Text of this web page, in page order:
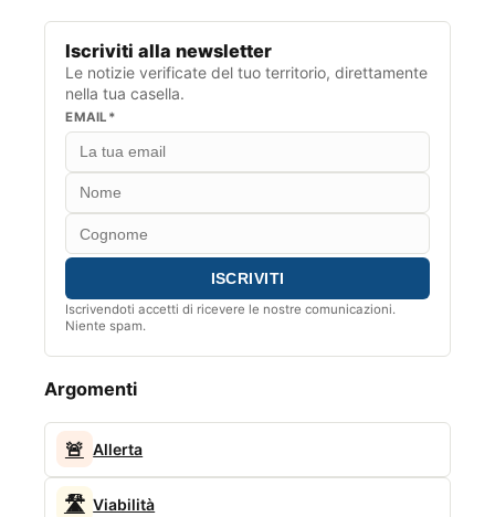
Iscriviti alla newsletter
Le notizie verificate del tuo territorio, direttamente
nella tua casella.
EMAIL*
Iscrivendoti accetti di ricevere le nostre comunicazioni.
Niente spam.
Argomenti
🚨 Allerta
🛣️ Viabilità